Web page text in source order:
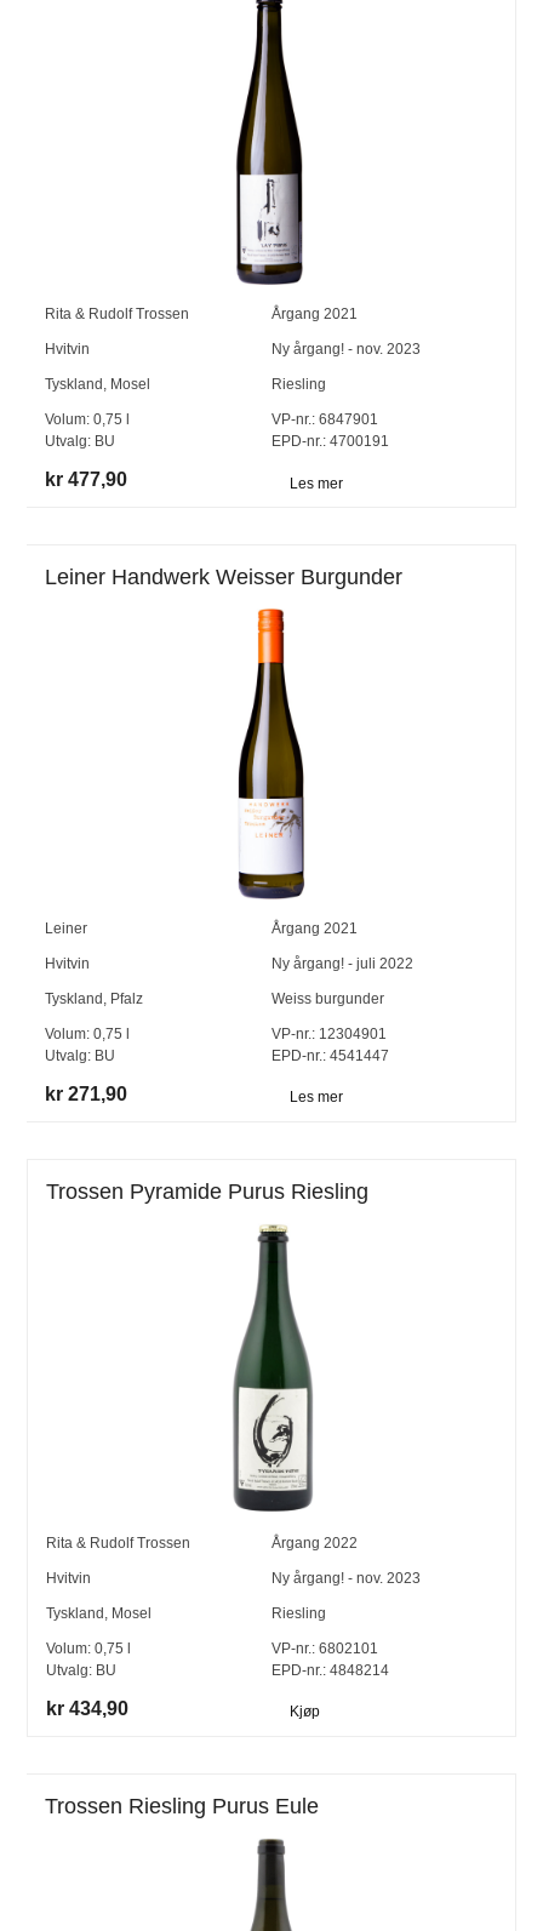
Rita & Rudolf Trossen Årgang 2021
Hvitvin Ny årgang! - nov. 2023
Tyskland , Mosel Riesling
Volum:0,75
Utvalg: BU
VP-nr.:6847901
EPD-nr.: 4700191
kr 477,90 Les mer
Leiner Handwerk Weisser Burgunder
Leiner Årgang 2021
Hvitvin Ny årgang! - juli 2022
Tyskland , Pfalz Weiss burgunder
Volum:0,75
Utvalg: BU
VP-nr.:12304901
EPD-nr.: 4541447
kr 271,90 Les mer
Trossen Pyramide Purus Riesling
Rita & Rudolf Trossen Årgang 2022
Hvitvin Ny årgang! - nov. 2023
Tyskland , Mosel Riesling
Volum:0,75
Utvalg: BU
VP-nr.: 6802101
EPD-nr.: 4848214
kr 434,90 Kjøp
Trossen Riesling Purus Eule